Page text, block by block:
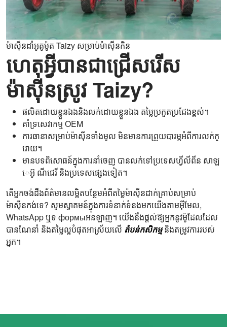
ម៉ាស៊ីនដាំអូតូម៉ូត Taizy សម្រាប់ម៉ាស៊ីនកិន
ហេតុអ្វីបានជាជ្រើសរើស
ម៉ាស៊ីនស្រូវ Taizy?
ផលិតដោយខ្លួនឯងនិងលក់ដោយខ្លួនឯង តម្លៃប្រកួតប្រជែងខ្ពស់។
គាំទ្រសេវាកម្ម OEM
ការធានាសម្រាប់ម៉ាស៊ីនទាំងមូល មិនមានការព្រួយបារម្ភអំពីការលក់ក្
រោយ។
មានបទពិសោធន៍ក្នុងការនាំចេញ បានលក់ទៅប្រទេសហ្វីលីពីន សាឡ
េអ៊ូ ណីជេរី និងប្រទេសផ្សេងទៀត។
តើអ្នកចង់ដឹងព័ត៌មានលម្អិតបន្ថែមអំពីតម្លៃម៉ាស៊ីនដាក់គ្រាប់សម្រាប់
ម៉ាស៊ីនកង់ទេ? សូមស្វាគមន៍ក្នុងការទំនាក់ទំនងមកយើងតាមអ៊ីមែល,
WhatsApp ឬទ формыអនឡាញ។ យើងនឹងផ្តល់ឱ្យអ្នកនូវម៉ូដែលដែល
បានណែនាំ និងតម្លៃល្អបំផុតអាស្រ័យលើ តំបន់កសិកម្មនិងតម្រូវការរបស់
អ្នក។